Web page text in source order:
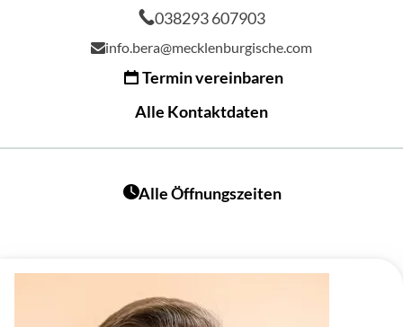
038293 607903
info.bera@mecklenburgische.com
Termin vereinbaren
Alle Kontaktdaten
Alle Öffnungszeiten